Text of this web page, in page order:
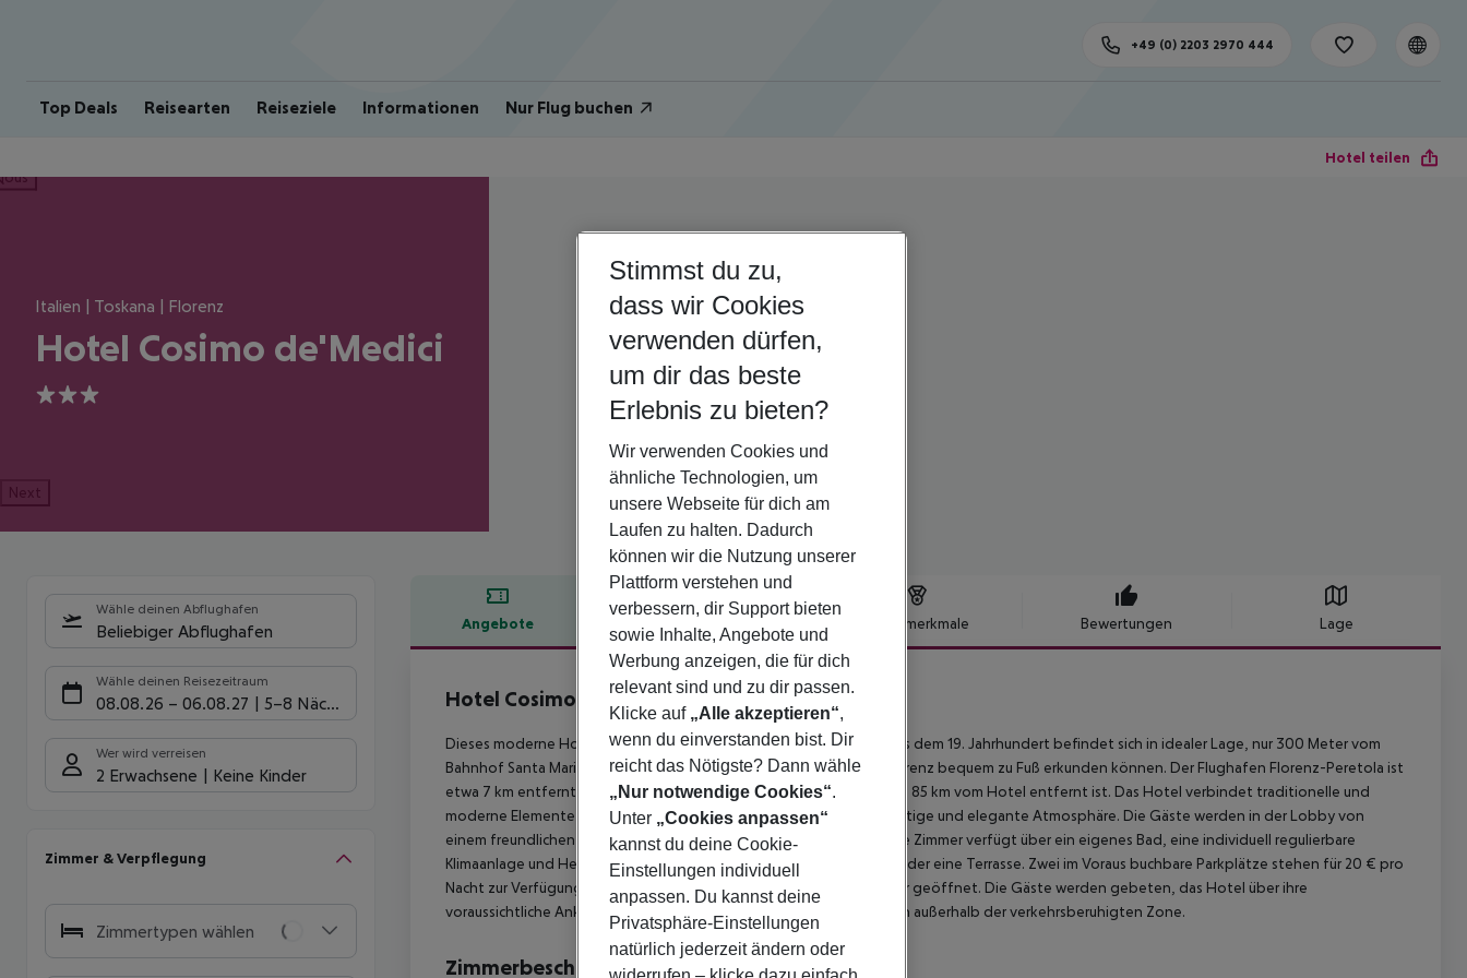
Top Deals Reisearten Reiseziele Informationen Nur Flug buchen
+49 (0) 2203 2970 444
Hotel teilen
Italien | Toskana | Florenz
Hotel Cosimo de'Medici
3
Next
Wähle deinen Abflughafen
Beliebiger Abflughafen
Wähle deinen Reisezeitraum
08.08.26 – 06.08.27 5-8 Nächte
Wer wird verreisen
2 Erwachsene Keine Kinder
Zimmer & Verpflegung
Zimmertypen wählen
Angebote Hotelbeschreibung Hotelmerkmale Bewertungen Lage
Hotelbeschreibung
Hotel Cosimo de'Medici
3
Dieses moderne Hotel in einem wunderschön restaurierten Palast aus dem 19. Jahrhundert befindet sich in idealer Lage, nur 300 Meter vom
Bahnhof Santa Maria Novella entfernt, sodass Sie das historische Florenz bequem zu Fuß erkunden können. Der Flughafen Florenz-Peretola ist
etwa 7 km entfernt, während der Flughafen Pisa-Galileo Galilei etwa 85 km vom Hotel entfernt ist. Das Hotel verbindet traditionelle und
moderne Elemente nahtlos miteinander und schafft so eine einzigartige und elegante Atmosphäre. Die Gäste werden in der Lobby von
einem freundlichen Personal empfangen. Jedes stilvoll eingerichtete Zimmer verfügt über ein eigenes Bad, eine individuell regulierbare
Klimaanlage und Heizung, und einige bieten einen privaten Balkon oder eine Terrasse. Zwei im Voraus buchbare Parkplätze stehen für 20 € pro
Nacht zur Verfügung. Die Rezeption ist täglich von 7:00 bis 21:00 Uhr geöffnet. Die Gäste werden gebeten, das Hotel über ihre
voraussichtliche Ankunftszeit zu informieren. Das Hotel befindet sich außerhalb der verkehrsberuhigten Zone.
Zimmerbeschreibung
Stimmst du zu,
dass wir Cookies
verwenden dürfen,
um dir das beste
Erlebnis zu bieten?
Wir verwenden Cookies und
ähnliche Technologien, um
unsere Webseite für dich am
Laufen zu halten. Dadurch
können wir die Nutzung unserer
Plattform verstehen und
verbessern, dir Support bieten
sowie Inhalte, Angebote und
Werbung anzeigen, die für dich
relevant sind und zu dir passen.
Klicke auf „Alle akzeptieren“,
wenn du einverstanden bist. Dir
reicht das Nötigste? Dann wähle
„Nur notwendige Cookies“.
Unter „Cookies anpassen“
kannst du deine Cookie-
Einstellungen individuell
anpassen. Du kannst deine
Privatsphäre-Einstellungen
natürlich jederzeit ändern oder